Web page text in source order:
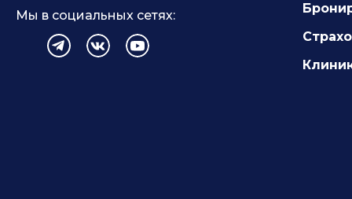
Мы в социальных сетях: